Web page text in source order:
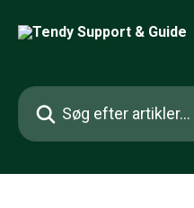
Søg efter artikler...